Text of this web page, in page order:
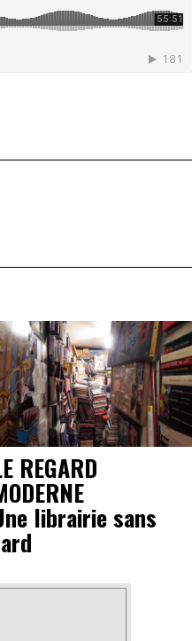
REGARD
librairie sans